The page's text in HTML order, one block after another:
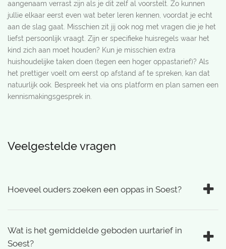
aangenaam verrast zijn als je dit zelf al voorstelt. Zo kunnen
jullie elkaar eerst even wat beter leren kennen, voordat je echt
aan de slag gaat. Misschien zit jij ook nog met vragen die je het
liefst persoonlijk vraagt. Zijn er specifieke huisregels waar het
kind zich aan moet houden? Kun je misschien extra
huishoudelijke taken doen (tegen een hoger oppastarief)? Als
het prettiger voelt om eerst op afstand af te spreken, kan dat
natuurlijk ook. Bespreek het via ons platform en plan samen een
kennismakingsgesprek in.
Veelgestelde vragen
Hoeveel ouders zoeken een oppas in Soest?
Wat is het gemiddelde geboden uurtarief in
Soest?